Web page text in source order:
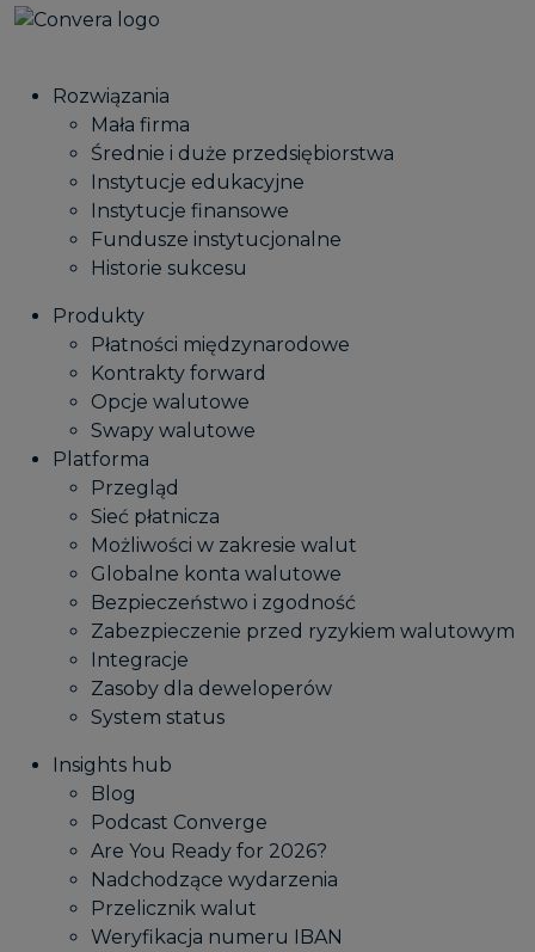
Rozwiązania
Mała firma
Średnie i duże przedsiębiorstwa
Instytucje edukacyjne
Instytucje finansowe
Fundusze instytucjonalne
Historie sukcesu
Produkty
Płatności międzynarodowe
Kontrakty forward
Opcje walutowe
Swapy walutowe
Platforma
Przegląd
Sieć płatnicza
Możliwości w zakresie walut
Globalne konta walutowe
Bezpieczeństwo i zgodność
Zabezpieczenie przed ryzykiem walutowym
Integracje
Zasoby dla deweloperów
System status
Insights hub
Blog
Podcast Converge
Are You Ready for 2026?
Nadchodzące wydarzenia
Przelicznik walut
Weryfikacja numeru IBAN